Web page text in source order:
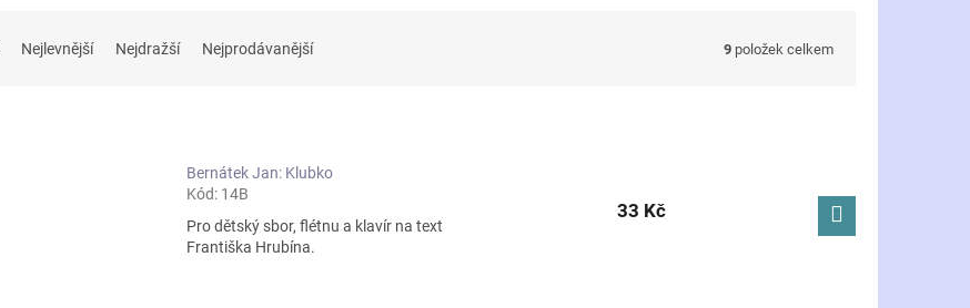
Nejlevnější Nejdražší Nejprodávanější 9 položek celkem
Bernátek Jan: Klubko
Kód: 14B
Pro dětský sbor, flétnu a klavír na text
Františka Hrubína.
33 Kč